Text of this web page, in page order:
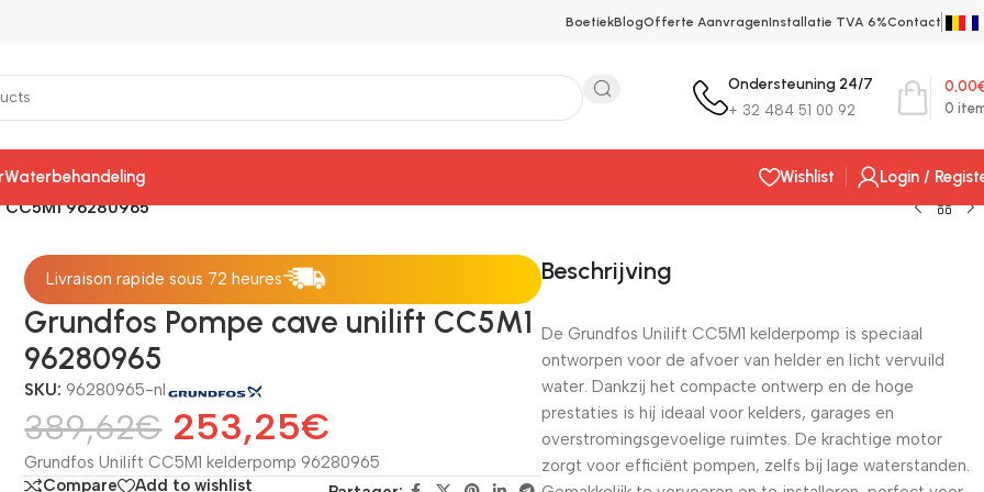
BoetiekBlogOfferte AanvragenInstallatie TVA 6%Contact
Ondersteuning 24/7
+ 32 484 51 00 92 0
0,00
Waterbehandeling Wishlist
Login /
96280965
Livraison rapide sous 72 heures
Grundfos Pompe cave unilift CC5M1
96280965
SKU:96280965-nl
389,62€ 253,25€
Grundfos Unilift CC5M1 kelderpomp 96280965
Compare
Add to wishlist
Beschrijving
De Grundfos Unilift CC5M1 kelderpomp is speciaal
ontworpen voor de afvoer van helder en licht vervuild
water. Dankzij het compacte ontwerp en de hoge
prestaties is hij ideaal voor kelders, garages en
overstromingsgevoelige ruimtes. De krachtige motor
zorgt voor efficiënt pompen, zelfs bij lage waterstanden.